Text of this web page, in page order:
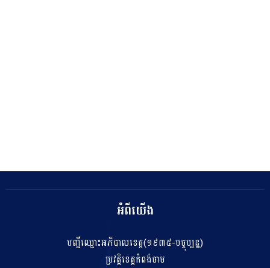
អំពីយើង
បញ្ជីឈ្មោះអភិបាលខេត្ត(១៩៣៥-បច្ចុប្បន្ន)
ប្រវត្តិខេត្តកំពង់ចាម